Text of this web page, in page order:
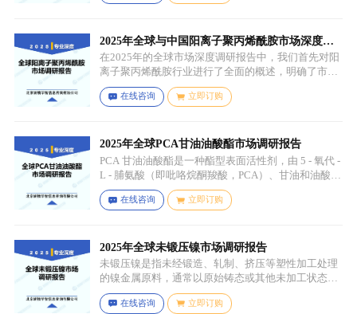
等，有时也会搭配其他颜色的蔬果（如胡萝卜、甜菜
根等）以丰富营养等绿色水果。
2025年全球与中国阳离子聚丙烯酰胺市场深度调
研报告：行业趋势与投资前景分析
在2025年的全球市场深度调研报告中，我们首先对阳
离子聚丙烯酰胺行业进行了全面的概述，明确了市场
细分与应用场景。通过对细分产品的定义与特点进行
深入分析，我们揭示了关键应用场景及其客群洞察。
在线咨询 立即订购
2025年全球PCA甘油油酸酯市场调研报告
PCA 甘油油酸酯是一种酯型表面活性剂，由 5 - 氧代 -
L - 脯氨酸（即吡咯烷酮羧酸，PCA）、甘油和油酸通
过化学反应生成，化学名称为 5 - 氧代 - L - 脯氨酸 2 -
羟基 - 3-(油酰氧基) 丙酯，分子式为 C26H45NO6，分
先进行皂化反应得到脂肪酸盐，再经过酸化、酯化等
一系列反应，将甘油与油酸结合，并引入 PCA 基团，
从而得到 PCA 甘油油酸酯。
在线咨询 立即订购
2025年全球未锻压镍市场调研报告
未锻压镍是指未经锻造、轧制、挤压等塑性加工处理
的镍金属原料，通常以原始铸态或其他未加工状态存
在，一般为块状、锭状、粒状或其他铸造成型的原始
形态，表面可能保留铸造过程中形成的粗糙纹理或缺
在线咨询 立即订购